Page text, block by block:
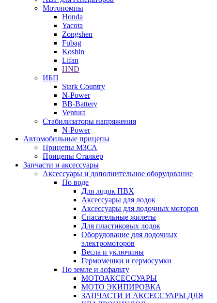
Мотопомпы
Honda
Yacota
Zongshen
Fubag
Koshin
Lifan
HND
ИБП
Stark Country
N-Power
BB-Battery
Ventura
Стабилизаторы напряжения
N-Power
Автомобильные прицепы
Прицепы МЗСА
Прицепы Сталкер
Запчасти и аксессуары
Аксессуары и дополнительное оборудование
По воде
Для лодок ПВХ
Аксессуары для лодок
Аксессуары для лодочных моторов
Спасательные жилеты
Для пластиковых лодок
Оборудование для лодочных
электромоторов
Весла и уключины
Гермомешки и гермосумки
По земле и асфальту
МОТОАКСЕССУАРЫ
МОТО ЭКИПИРОВКА
ЗАПЧАСТИ И АКСЕССУАРЫ ДЛЯ